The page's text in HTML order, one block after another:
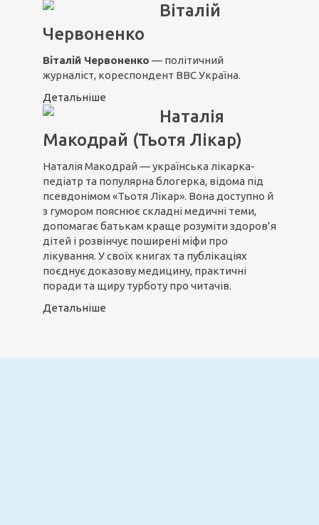
Віталій
Червоненко
Віталій Червоненко — політичний
журналіст, кореспондент ВВС Україна.
Детальніше
Наталія
Макодрай (Тьотя Лікар)
Наталія Макодрай — українська лікарка-
педіатр та популярна блогерка, відома під
псевдонімом «Тьотя Лікар». Вона доступно й
з гумором пояснює складні медичні теми,
допомагає батькам краще розуміти здоров’я
дітей і розвінчує поширені міфи про
лікування. У своїх книгах та публікаціях
поєднує доказову медицину, практичні
поради та щиру турботу про читачів.
Детальніше